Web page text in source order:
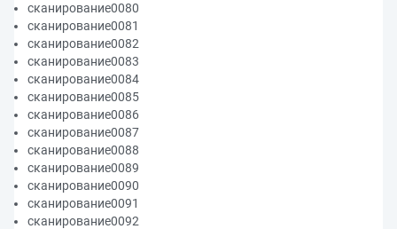
сканирование0080
сканирование0081
сканирование0082
сканирование0083
сканирование0084
сканирование0085
сканирование0086
сканирование0087
сканирование0088
сканирование0089
сканирование0090
сканирование0091
сканирование0092